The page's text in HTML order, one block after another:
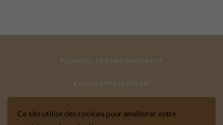
Ce site utilise des cookies pour améliorer votre
POLITIQUE DE CONFIDENTIALITÉ
@VACQUEYRASAOP.COM